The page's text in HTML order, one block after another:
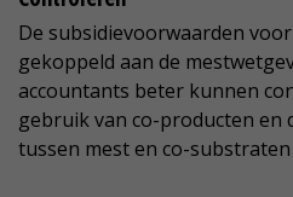
De subsidievoorwaarden
gekoppeld aan de
accountants beter kunnen
gebruik van co-producten en
tussen mest en co-